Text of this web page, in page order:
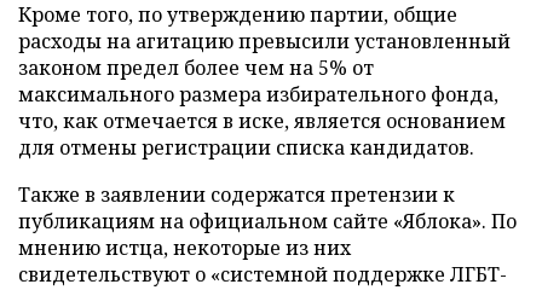
Кроме того, по утверждению партии, общие
расходы на агитацию превысили установленный
законом предел более чем на 5% от
максимального размера избирательного фонда,
что, как отмечается в иске, является основанием
для отмены регистрации списка кандидатов.
Также в заявлении содержатся претензии к
публикациям на официальном сайте «Яблока». По
мнению истца, некоторые из них
свидетельствуют о «системной поддержке ЛГБТ-